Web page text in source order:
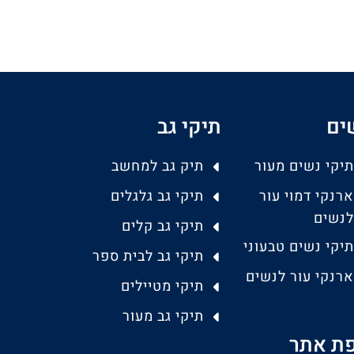
תיקי נשים מעור
ארנקי דמוי עור
לנשים
תיקי נשים טבעוני
ארנקי עור לנשים
תיקי גב
תיק גב למחשב
תיקי גב גלגלים
תיקי גב קלים
תיקי גב לבית ספר
תיקי מטיילים
תיקי גב מעור
אתר